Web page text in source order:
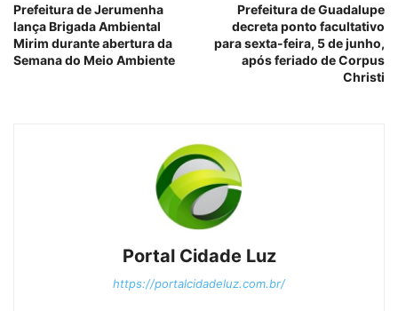
Prefeitura de Jerumenha
lança Brigada Ambiental
Mirim durante abertura da
Semana do Meio Ambiente
Prefeitura de Guadalupe
decreta ponto facultativo
para sexta-feira, 5 de junho,
após feriado de Corpus
Christi
Portal Cidade Luz
https://portalcidadeluz.com.br/